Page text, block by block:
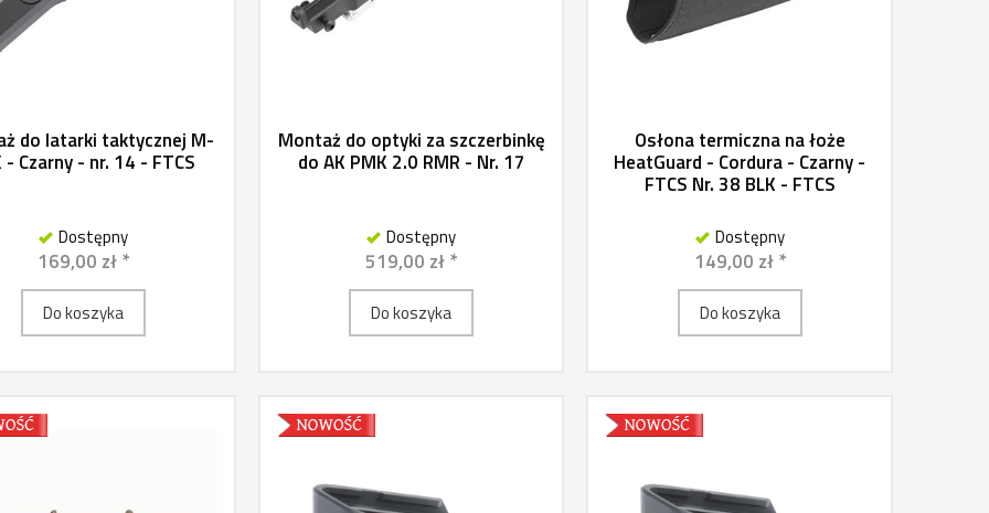
do latarki taktycznej M-
- Czarny - nr. 14 - FTCS
Dostępny
169,00 zł *
Do koszyka
Montaż do optyki za szczerbinkę
do AK PMK 2.0 RMR - Nr. 17
Dostępny
519,00 zł *
Do koszyka
Osłona termiczna na łoże
HeatGuard - Cordura - Czarny -
FTCS Nr. 38 BLK - FTCS
Dostępny
149,00 zł *
Do koszyka